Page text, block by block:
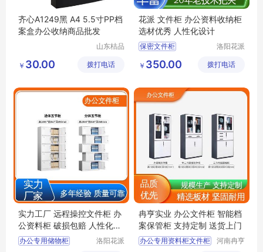
齐心A1249黑 A4 5.5寸PP档
案盒办公收纳商品批发
山东桔品
公司
￥ 30.00 拨打电话
花派 文件柜 办公资料收纳柜
选材优秀 人性化设计
保密文件柜
不锈钢文件柜
文件柜
洛阳花派
有限公司
￥ 350.00 拨打电话
实力工厂 远程操控文件柜 办
公资料柜 破损包赔 人性化设
计
办公专用储物柜
洛阳花派
冉亨实业 办公文件柜 智能档
案保管柜 支持定制 送货上门
办公专用资料柜文件柜
河南冉亨